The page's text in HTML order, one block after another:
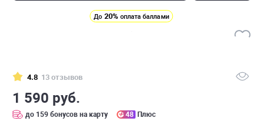
До 20% оплата баллами
4.8 13 отзывов
1 590 руб.
до 159 бонусов на карту 48 Плюс